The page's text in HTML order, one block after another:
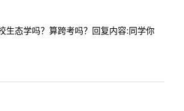
态学吗？算跨考吗？回复内容:同学你